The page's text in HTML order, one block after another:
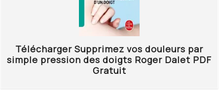
Télécharger Supprimez vos douleurs par
simple pression des doigts Roger Dalet PDF
Gratuit